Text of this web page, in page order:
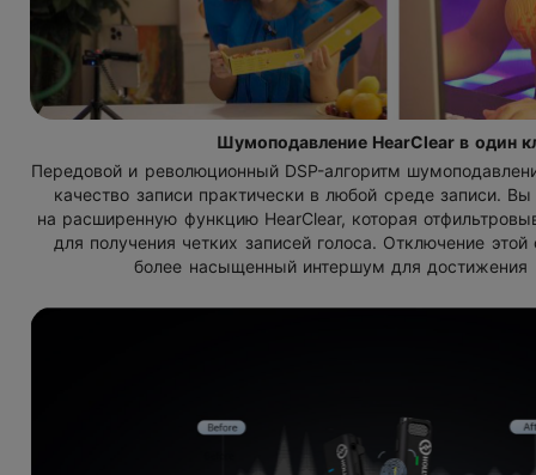
Шумоподавление HearClear в один
Передовой и революционный DSP-алгоритм
качество записи практически в любой среде записи.
на расширенную функцию HearClear, которая
для получения четких записей голоса. Отключение
более насыщенный интершум для достижения